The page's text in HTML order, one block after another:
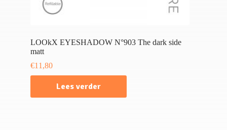
LOOkX EYESHADOW N°903 The dark side
matt
€11,80
Lees verder